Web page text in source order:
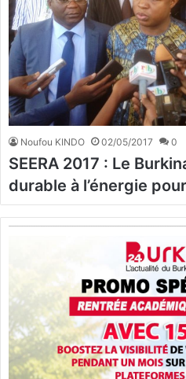
Noufou KINDO 02/05/2017 0
SEERA 2017 : Le
durable à l’énergie